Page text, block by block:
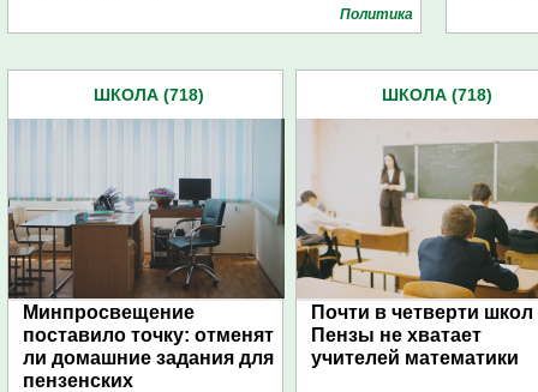
Политика
ШКОЛА (718)
Минпросвещение
поставило точку: отменят
ли домашние задания для
пензенских
ШКОЛА (718)
Почти в четверти школ
Пензы не хватает
учителей математики